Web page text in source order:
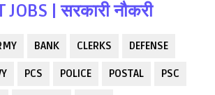
JOBS | सरकारी नौकरी
BANK CLERKS DEFENSE
PCS POLICE POSTAL PSC